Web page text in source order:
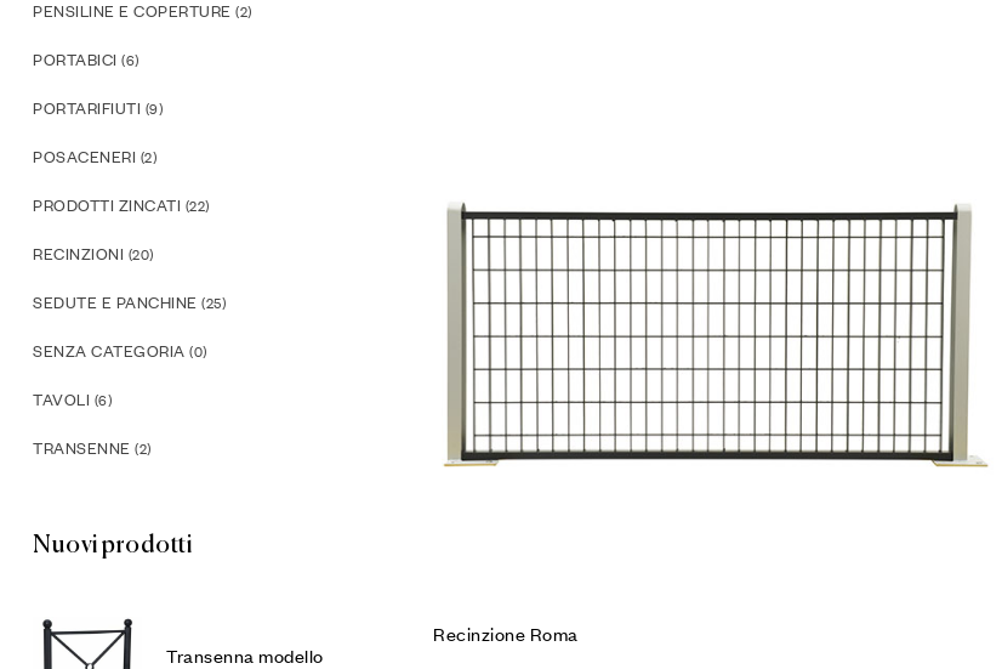
Recinzione Roma
PENSILINE E COPERTURE (2)
PORTABICI (6)
PORTARIFIUTI (9)
POSACENERI (2)
PRODOTTI ZINCATI (22)
RECINZIONI (20)
SEDUTE E PANCHINE (25)
SENZA CATEGORIA (0)
TAVOLI (6)
TRANSENNE (2)
Nuovi prodotti
Transenna modello